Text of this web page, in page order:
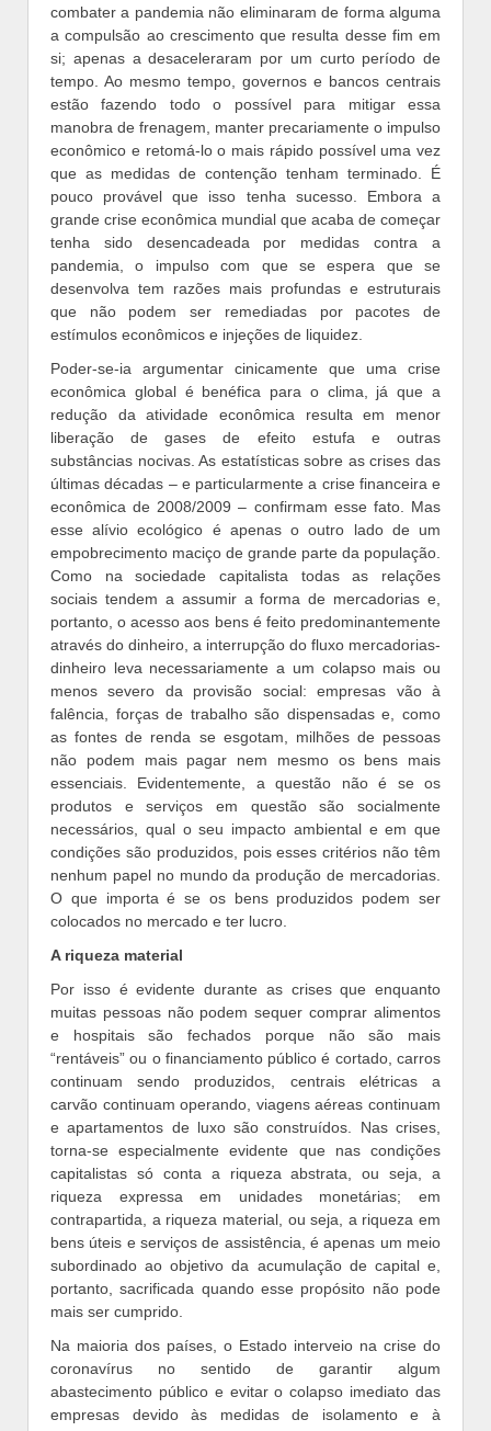
combater a pandemia não eliminaram de forma alguma
a compulsão ao crescimento que resulta desse fim em
si; apenas a desaceleraram por um curto período de
tempo. Ao mesmo tempo, governos e bancos centrais
estão fazendo todo o possível para mitigar essa
manobra de frenagem, manter precariamente o impulso
econômico e retomá-lo o mais rápido possível uma vez
que as medidas de contenção tenham terminado. É
pouco provável que isso tenha sucesso. Embora a
grande crise econômica mundial que acaba de começar
tenha sido desencadeada por medidas contra a
pandemia, o impulso com que se espera que se
desenvolva tem razões mais profundas e estruturais
que não podem ser remediadas por pacotes de
estímulos econômicos e injeções de liquidez.
Poder-se-ia argumentar cinicamente que uma crise
econômica global é benéfica para o clima, já que a
redução da atividade econômica resulta em menor
liberação de gases de efeito estufa e outras
substâncias nocivas. As estatísticas sobre as crises das
últimas décadas – e particularmente a crise financeira e
econômica de 2008/2009 – confirmam esse fato. Mas
esse alívio ecológico é apenas o outro lado de um
empobrecimento maciço de grande parte da população.
Como na sociedade capitalista todas as relações
sociais tendem a assumir a forma de mercadorias e,
portanto, o acesso aos bens é feito predominantemente
através do dinheiro, a interrupção do fluxo mercadorias-
dinheiro leva necessariamente a um colapso mais ou
menos severo da provisão social: empresas vão à
falência, forças de trabalho são dispensadas e, como
as fontes de renda se esgotam, milhões de pessoas
não podem mais pagar nem mesmo os bens mais
essenciais. Evidentemente, a questão não é se os
produtos e serviços em questão são socialmente
necessários, qual o seu impacto ambiental e em que
condições são produzidos, pois esses critérios não têm
nenhum papel no mundo da produção de mercadorias.
O que importa é se os bens produzidos podem ser
colocados no mercado e ter lucro.
A riqueza material
Por isso é evidente durante as crises que enquanto
muitas pessoas não podem sequer comprar alimentos
e hospitais são fechados porque não são mais
“rentáveis” ou o financiamento público é cortado, carros
continuam sendo produzidos, centrais elétricas a
carvão continuam operando, viagens aéreas continuam
e apartamentos de luxo são construídos. Nas crises,
torna-se especialmente evidente que nas condições
capitalistas só conta a riqueza abstrata, ou seja, a
riqueza expressa em unidades monetárias; em
contrapartida, a riqueza material, ou seja, a riqueza em
bens úteis e serviços de assistência, é apenas um meio
subordinado ao objetivo da acumulação de capital e,
portanto, sacrificada quando esse propósito não pode
mais ser cumprido.
Na maioria dos países, o Estado interveio na crise do
coronavírus no sentido de garantir algum
abastecimento público e evitar o colapso imediato das
empresas devido às medidas de isolamento e à